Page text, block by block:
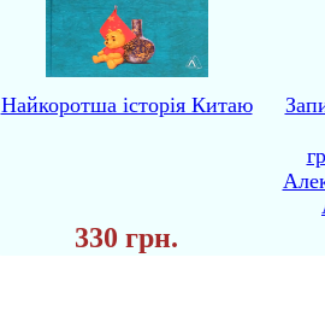
Найкоротша історія Китаю
330 грн.